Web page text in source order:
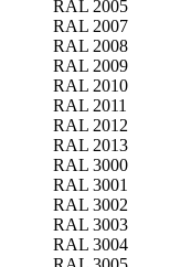
RAL 2005
RAL 2007
RAL 2008
RAL 2009
RAL 2010
RAL 2011
RAL 2012
RAL 2013
RAL 3000
RAL 3001
RAL 3002
RAL 3003
RAL 3004